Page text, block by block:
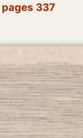
pages 337